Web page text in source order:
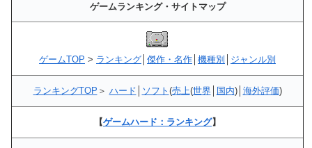
ゲームランキング・サイトマップ
ゲームTOP > ランキング 傑作・名作 機種別 ジャンル別
ランキングTOP ＞ ハード ソフト (売上(世界 国内)│ 海外評価)
【ゲームハード：ランキング】